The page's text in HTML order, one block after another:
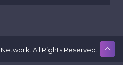
All Rights Reserved.